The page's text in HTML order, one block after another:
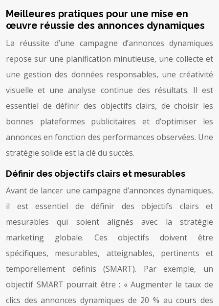
Meilleures pratiques pour une mise en
œuvre réussie des annonces dynamiques
La réussite d’une campagne d’annonces dynamiques
repose sur une planification minutieuse, une collecte et
une gestion des données responsables, une créativité
visuelle et une analyse continue des résultats. Il est
essentiel de définir des objectifs clairs, de choisir les
bonnes plateformes publicitaires et d’optimiser les
annonces en fonction des performances observées. Une
stratégie solide est la clé du succès.
Définir des objectifs clairs et mesurables
Avant de lancer une campagne d’annonces dynamiques,
il est essentiel de définir des objectifs clairs et
mesurables qui soient alignés avec la stratégie
marketing globale. Ces objectifs doivent être
spécifiques, mesurables, atteignables, pertinents et
temporellement définis (SMART). Par exemple, un
objectif SMART pourrait être : « Augmenter le taux de
clics des annonces dynamiques de 20 % au cours des